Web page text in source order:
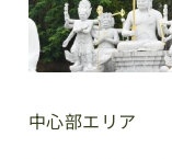
中心部エリア